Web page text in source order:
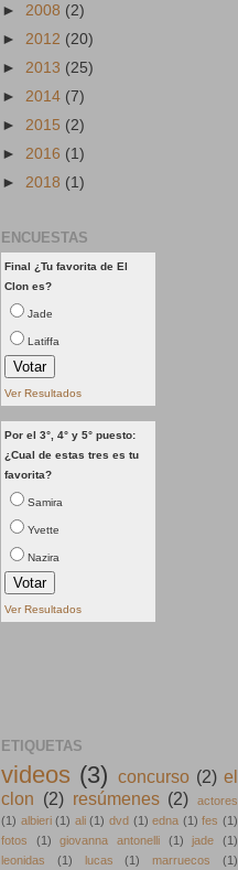
► 2008 (2)
► 2012 (20)
► 2013 (25)
► 2014 (7)
► 2015 (2)
► 2016 (1)
► 2018 (1)
ENCUESTAS
Final ¿Tu favorita de El
Clon es?
Jade
Latiffa
Ver Resultados
Por el 3°, 4° y 5° puesto:
¿Cual de estas tres es tu
favorita?
Samira
Yvette
Nazira
Ver Resultados
ETIQUETAS
videos (3) concurso (2) el
clon (2) resúmenes (2)
actores
(1) albieri (1) ali (1) dvd (1) edna (1) fes (1)
fotos
(1) giovanna antonelli (1) jade
(1)
leonidas
(1) lucas (1) marruecos (1)